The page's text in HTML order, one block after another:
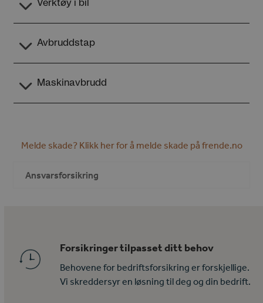
Melde skade? Klikk her for å melde skade på frende.no
Ansvarsforsikring
Forsikringer tilpasset ditt behov
Behovene for bedriftsforsikring er forskjellige.
Vi skreddersyr en løsning til deg og din bedrift.